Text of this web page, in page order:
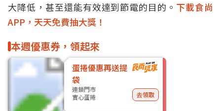
大降低，甚至還能有效達到節電的目的。 下載食尚
APP，天天免費抽大獎！
本週優惠券，領起來
蛋捲優惠再送提
袋
連鎖門市
實心蛋捲
去領取